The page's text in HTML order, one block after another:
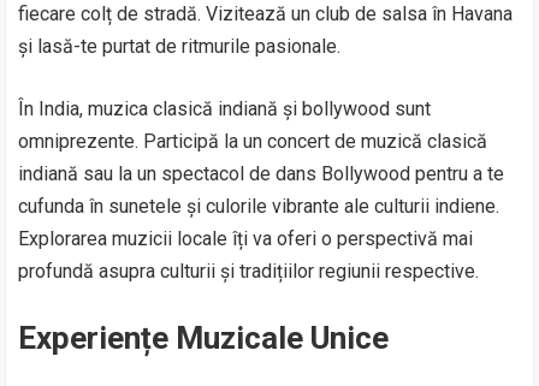
fiecare colț de stradă. Vizitează un club de salsa în Havana
și lasă-te purtat de ritmurile pasionale.
În India, muzica clasică indiană și bollywood sunt
omniprezente. Participă la un concert de muzică clasică
indiană sau la un spectacol de dans Bollywood pentru a te
cufunda în sunetele și culorile vibrante ale culturii indiene.
Explorarea muzicii locale îți va oferi o perspectivă mai
profundă asupra culturii și tradițiilor regiunii respective.
Experiențe Muzicale Unice